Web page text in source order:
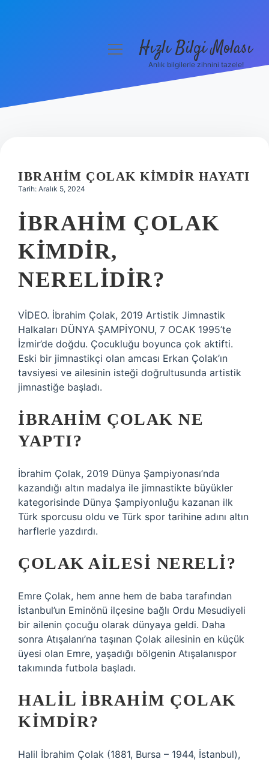
Hakkımızda
menüyüHızlı Bilgi Molası
Anlık bilgilerle zihnini tazele!
IBRAHIM ÇOLAK KIMDIR HAYATI
Tarih: Aralık 5, 2024
İBRAHIM ÇOLAK
KIMDIR,
NERELIDIR?
VİDEO. İbrahim Çolak, 2019 Artistik Jimnastik
Halkaları DÜNYA ŞAMPİYONU, 7 OCAK 1995’te
İzmir’de doğdu. Çocukluğu boyunca çok aktifti.
Eski bir jimnastikçi olan amcası Erkan Çolak’ın
tavsiyesi ve ailesinin isteği doğrultusunda artistik
jimnastiğe başladı.
İBRAHIM ÇOLAK NE
YAPTI?
İbrahim Çolak, 2019 Dünya Şampiyonası’nda
kazandığı altın madalya ile jimnastikte büyükler
kategorisinde Dünya Şampiyonluğu kazanan ilk
Türk sporcusu oldu ve Türk spor tarihine adını altın
harflerle yazdırdı.
ÇOLAK AILESI NERELI?
Emre Çolak, hem anne hem de baba tarafından
İstanbul’un Eminönü ilçesine bağlı Ordu Mesudiyeli
bir ailenin çocuğu olarak dünyaya geldi. Daha
sonra Atışalanı’na taşınan Çolak ailesinin en küçük
üyesi olan Emre, yaşadığı bölgenin Atışalanıspor
takımında futbola başladı.
HALIL İBRAHIM ÇOLAK
KIMDIR?
Halil İbrahim Çolak (1881, Bursa – 1944, İstanbul),